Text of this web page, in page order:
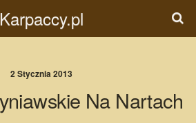
Karpaccy.pl
2 Stycznia 2013
Na Nartach